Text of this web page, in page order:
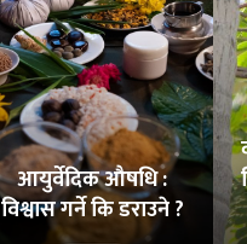
आयुर्वेदिक औषधि :
विश्वास गर्ने कि डराउने ?